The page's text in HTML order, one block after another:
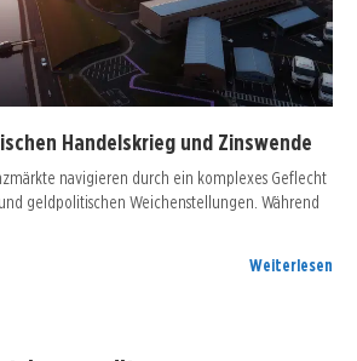
Handelskrieg und Zinswende
navigieren durch ein komplexes Geflecht
geldpolitischen Weichenstellungen. Während
Weiterlesen